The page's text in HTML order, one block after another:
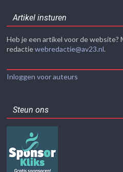
Artikel insturen
Heb je een artikel voor de website?
redactiewebredactie@av23.nl.
Inloggen voor auteurs
Steun ons